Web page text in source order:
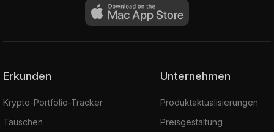
Erkunden
Krypto-Portfolio-Tracker
Tauschen
Unternehmen
Produktaktualisierungen
Preisgestaltung